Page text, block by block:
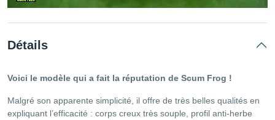
Détails
Voici le modèle qui a fait la réputation de Scum Frog !
Malgré son apparente simplicité, il offre de très belles qualités en
expliquant l’efficacité : corps creux très souple, profil anti-herbe